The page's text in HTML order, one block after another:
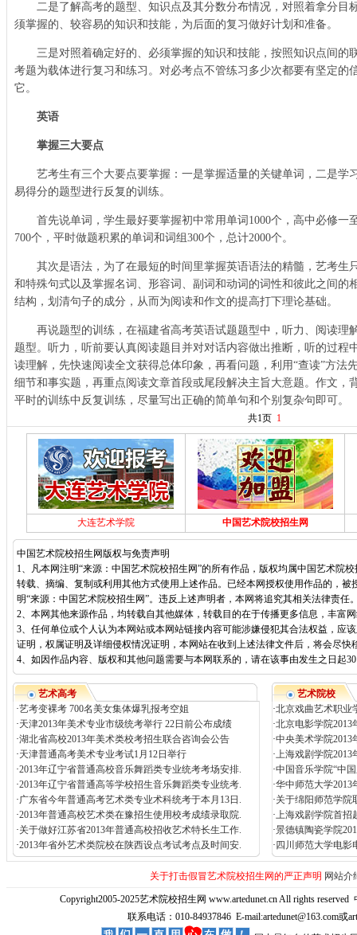
二是了解高考的题型、知识点及其分数分布情况，对照着拿分目
须掌握的、较容易的知识和技能，为后面的复习做好计划和准备。
三是对照着确定好的、必须掌握的知识和技能，按照知识点间的
考题为载体进行复习和练习。对必考点不管练习多少次都要有坚定的
它。
英语
掌握三大要点
艺考生有三个大要点要掌握：一是掌握适量的关键单词，二是学
易得分的题型进行反复的训练。
首先说单词，学生最好要掌握初中常用单词1000个，高中必修一
700个，平时做题积累的单词和词组300个，总计2000个。
其次是语法，为了在最短的时间里掌握英语语法的精髓，艺考生
和特殊句式以及掌握名词、形容词、副词和动词的词性和彼此之间的
结构，划清句子的成分，从而为阅读和作文的提高打下理论基础。
再说题型的训练，在福建省高考英语试题题型中，听力、阅读理
题型。听力，听前要认真阅读题目并对对话内容做出推断，听的过程
读理解，先快速阅读全文获得总体印象，再看问题，利用“查读”方法
细节和事实题，再重点阅读文章首段或尾段解决主旨大意题。作文，
平时的训练中反复训练，尽量写出正确的简单句和个别复杂句即可。
共1页 1
大连艺术学院 中国艺术院校招生网
中国艺术院校招生网版权与免责声明
1、凡本网注明“来源：中国艺术院校招生网”的所有作品，版权均属中国艺术院
转载、摘编、复制或利用其他方式使用上述作品。已经本网授权使用作品的，被
明“来源：中国艺术院校招生网”。违反上述声明者，本网将追究其相关法律责任
2、本网其他来源作品，均转载自其他媒体，转载目的在于传播更多信息，丰富
3、任何单位或个人认为本网站或本网站链接内容可能涉嫌侵犯其合法权益，应
证明，权属证明及详细侵权情况证明，本网站在收到上述法律文件后，将会尽快
4、如因作品内容、版权和其他问题需要与本网联系的，请在该事由发生之日起
艺术高考
·艺考变裸考 700名美女集体爆乳报考空姐
·天津2013年美术专业市级统考举行 22日前公布成绩
·湖北省高校2013年美术类校考招生联合咨询会公告
·天津普通高考美术专业考试1月12日举行
·2013年辽宁省普通高校音乐舞蹈类专业统考考场安排.
·2013年辽宁省普通高等学校招生音乐舞蹈类专业统考.
·广东省今年普通高考艺术类专业术科统考于本月13日.
·2013年普通高校艺术类在豫招生使用校考成绩录取院.
·关于做好江苏省2013年普通高校招收艺术特长生工作.
·2013年省外艺术类院校在陕西设点考试考点及时间安.
艺术院校
·北京戏曲艺术职业
·北京电影学院2013
·中央美术学院2013
·上海戏剧学院2013
·中国音乐学院“中
·华中师范大学2013
·关于绵阳师范学院
·上海戏剧学院首招
·景德镇陶瓷学院
· 四川师范大学电影
关于打击假冒艺术院校招生网的严正声明 网站介
Copyright2005-2025艺术院校招生网 www.artedunet.cn All rights reserved
联系电话：010-84937846 E-mail:artedunet@163.com或